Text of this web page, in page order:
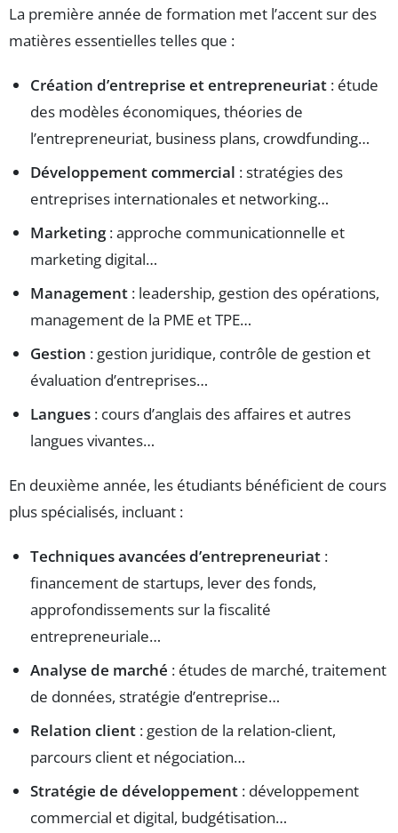
La première année de formation met l’accent sur des
matières essentielles telles que :
Création d’entreprise et entrepreneuriat : étude
des modèles économiques, théories de
l’entrepreneuriat, business plans, crowdfunding…
Développement commercial : stratégies des
entreprises internationales et networking…
Marketing: approche communicationnelle et
marketing digital…
Management : leadership, gestion des opérations,
management de la PME et TPE…
Gestion : gestion juridique, contrôle de gestion et
évaluation d’entreprises…
Langues : cours d’anglais des affaires et autres
langues vivantes…
En deuxième année, les étudiants bénéficient de cours
plus spécialisés, incluant :
Techniques avancées d’entrepreneuriat :
financement de startups, lever des fonds,
approfondissements sur la fiscalité
entrepreneuriale…
Analyse de marché : études de marché, traitement
de données, stratégie d’entreprise…
Relation client : gestion de la relation-client,
parcours client et négociation…
Stratégie de développement : développement
commercial et digital, budgétisation…